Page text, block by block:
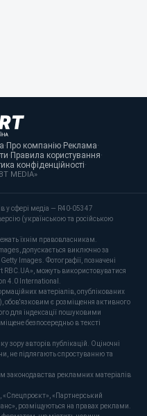
· Про компанію· Реклама·
· Правила користування·
конфіденційності·
MEDIA»
у сфері медіа — R40-05347
(українською та російською
їхнім правовласникам.
допускається виключно за
Images. Фотографії, позначені
RBC.UA», можуть використовуватися
4.0 International.
матеріалів, опублікованих
обов'язковим є розміщення активного
для індексації пошуковими
безпосередньо в тексті
зору авторів публікацій. Оціночні
не підлягають спростуванню та
законодавства рекламних матеріалів
«Спецпроєкт», «Партнерський
розміщуються на правах реклами.